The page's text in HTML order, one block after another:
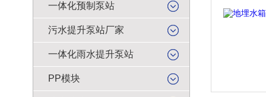
一体化预制泵站
污水提升泵站厂家
一体化雨水提升泵站
PP模块